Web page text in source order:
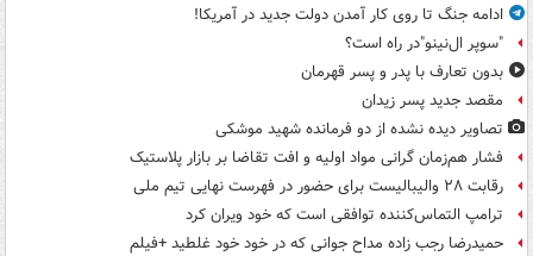
ادامه جنگ تا روی کار آمدن دولت جدید در آمریکا!
"سوپر ال‌نینو"در راه است؟
بدون تعارف با پدر و پسر قهرمان
مقصد جدید پسر زیدان
تصاویر دیده‌ نشده از دو فرمانده شهید موشکی
فشار هم‌زمان گرانی مواد اولیه و افت تقاضا بر بازار پلاستیک
رقابت ۲۸ والیبالیست برای حضور در فهرست نهایی تیم ملی
ترامپ التماس‌کننده توافقی است که خود ویران کرد
حمیدرضا رجب زاده مداح جوانی که در خود خود غلطید +فیلم